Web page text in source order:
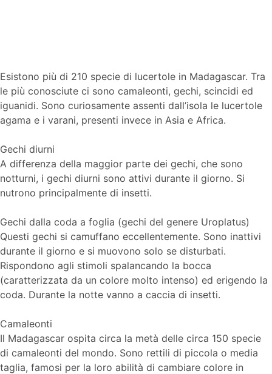
Esistono più di 210 specie di lucertole in Madagascar. Tra
le più conosciute ci sono camaleonti, gechi, scincidi ed
iguanidi. Sono curiosamente assenti dall’isola le lucertole
agama e i varani, presenti invece in Asia e Africa.
Gechi diurni
A differenza della maggior parte dei gechi, che sono
notturni, i gechi diurni sono attivi durante il giorno. Si
nutrono principalmente di insetti.
Gechi dalla coda a foglia (gechi del genere Uroplatus)
Questi gechi si camuffano eccellentemente. Sono inattivi
durante il giorno e si muovono solo se disturbati.
Rispondono agli stimoli spalancando la bocca
(caratterizzata da un colore molto intenso) ed erigendo la
coda. Durante la notte vanno a caccia di insetti.
Camaleonti
Il Madagascar ospita circa la metà delle circa 150 specie
di camaleonti del mondo. Sono rettili di piccola o media
taglia, famosi per la loro abilità di cambiare colore in